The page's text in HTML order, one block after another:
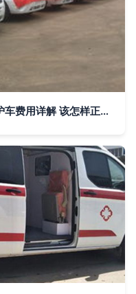
妇幼、学校、监狱等特殊场所救护车费用详解 该怎样正确叫救护车？